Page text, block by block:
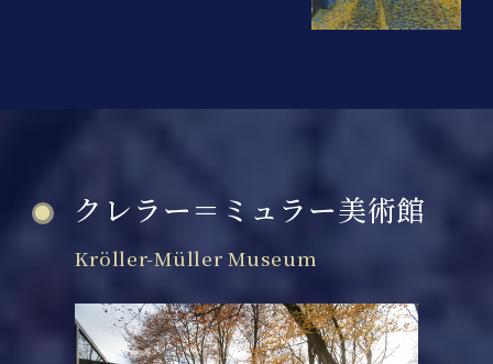
クレラー＝ミュラー美術館
Kröller-Müller Museum